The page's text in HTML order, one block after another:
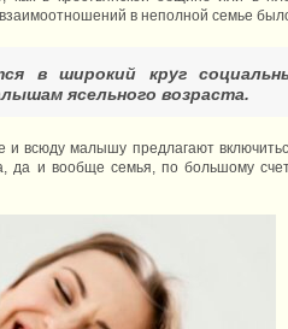
взаимоотношений в неполной семье
в широкий круг
ясельного возраста.
всюду малышу предлагают
и вообще семья, по большому